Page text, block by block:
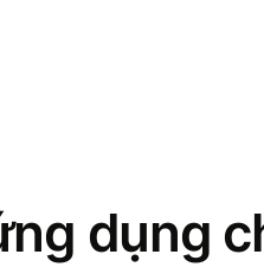
dụng